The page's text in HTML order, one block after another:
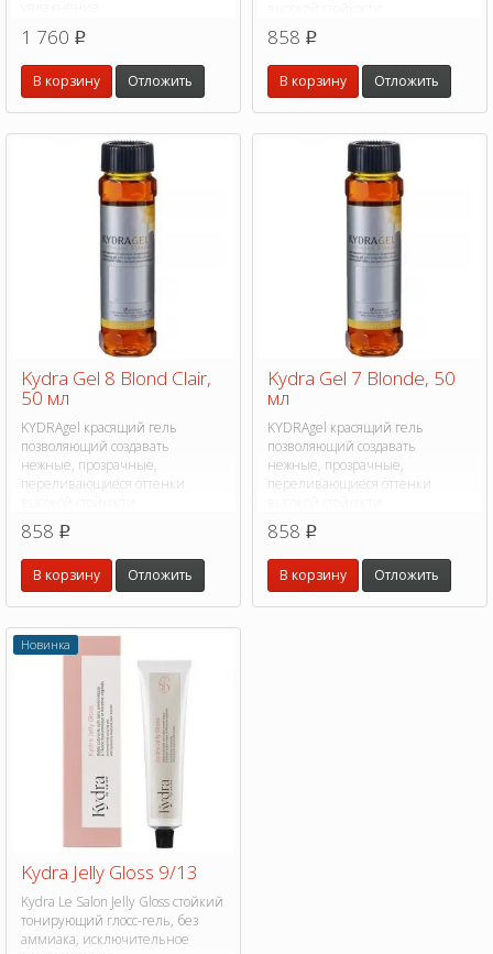
1 760 p
В корзину Отложить
858 p
В корзину Отложить
Kydra Gel 8 Blond Clair,
50 мл
KYDRAgel красящий гель
позволяющий создавать
нежные, прозрачные,
переливающиеся оттенки
858 p
В корзину Отложить
Kydra Gel 7 Blonde, 50
мл
KYDRAgel красящий гель
позволяющий создавать
нежные, прозрачные,
переливающиеся оттенки
858 p
В корзину Отложить
Новинка
Kydra Jelly Gloss 9/13
Kydra Le Salon Jelly Gloss стойкий
тонирующий глосс-гель, без
аммиака, исключительное